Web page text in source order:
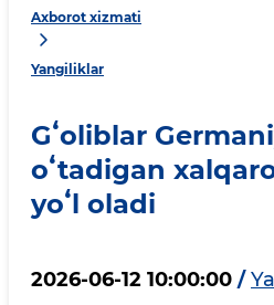
Axborot xizmati
Yangiliklar
Gʻoliblar
oʻtadigan
yoʻl oladi
2026-06-12 10:00:00 /